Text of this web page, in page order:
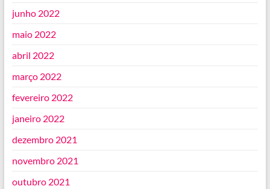
junho 2022
maio 2022
abril 2022
março 2022
fevereiro 2022
janeiro 2022
dezembro 2021
novembro 2021
outubro 2021